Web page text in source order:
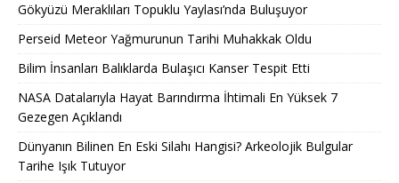
Gökyüzü Meraklıları Topuklu Yaylası’nda Buluşuyor
Perseid Meteor Yağmurunun Tarihi Muhakkak Oldu
Bilim İnsanları Balıklarda Bulaşıcı Kanser Tespit Etti
NASA Datalarıyla Hayat Barındırma İhtimali En Yüksek 7
Gezegen Açıklandı
Dünyanın Bilinen En Eski Silahı Hangisi? Arkeolojik Bulgular
Tarihe Işık Tutuyor